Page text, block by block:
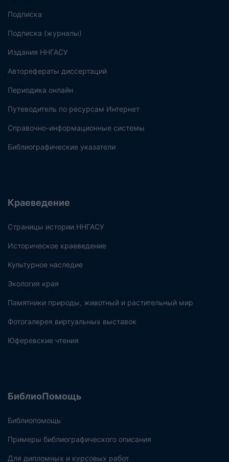
Подписка
Подписка (журналы)
Издания ННГАСУ
Авторефераты диссертаций
Периодика онлайн
Путеводитель по ресурсам Интернет
Справочно-информационные системы
Библиографические указатели
Краеведение
Страницы истории ННГАСУ
Историческое краеведение
Культурное наследие
Экология края
Памятники природы, животный и растительный мир
Фотогалерея виртуальных выставок
Юферевские чтения
БиблиоПомощь
Библиопомощь
Примеры библиографического описания
Для дипломных и курсовых работ